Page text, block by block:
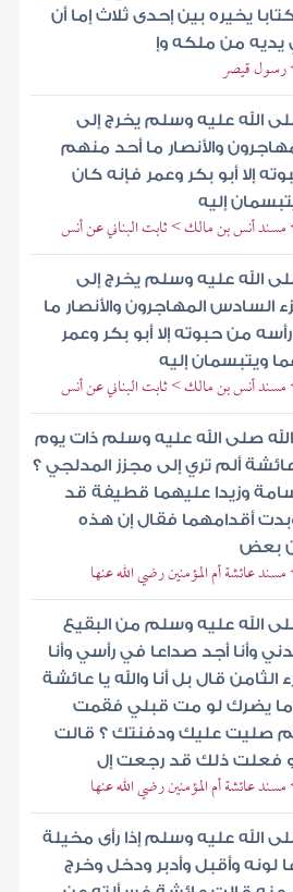
يخيره بين إحدى ثلاث إما أن
من ملكه وإ
رسول قيصر
الله عليه وسلم يخرج إلى
والأنصار ما أحد منهم
إلا أبو بكر وعمر فإنه كان
إليه
مسند أنس بن مالك > ثابت البناني عن أنس
الله عليه وسلم يخرج إلى
السادس المهاجرون والأنصار ما
من حبوته إلا أبو بكر وعمر
ويتبسمان إليه
مسند أنس بن مالك > ثابت البناني عن أنس
صلى الله عليه وسلم ذات يوم
ألم تري إلى مجزز المدلجي ؟
وزيدا عليهما قطيفة قد
أقدامهما فقال إن هذه
بعض
عائشة أم المؤمنين رضي الله عنها
الله عليه وسلم من البقيع
وأنا أجد صداعا في رأسي وأنا
الثامن قال بل أنا والله يا عائشة
وما يضرك لو مت قبلي فقمت
صليت عليك ودفنتك ؟ قالت
لو فعلت ذلك قد رجعت إل
عائشة أم المؤمنين رضي الله عنها
الله عليه وسلم إذا رأى مخيلة
لونه وأقبل وأدبر ودخل وخرج